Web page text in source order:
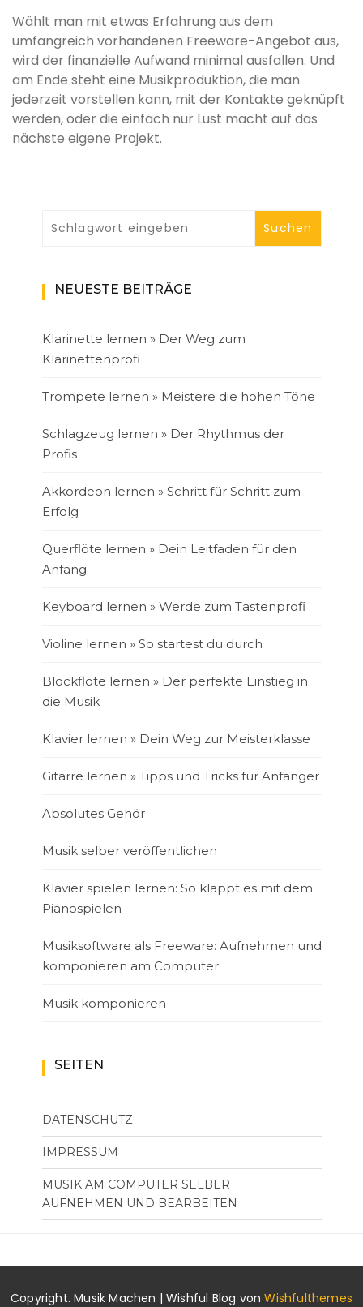
Wählt man mit etwas Erfahrung aus dem
umfangreich vorhandenen Freeware-Angebot aus,
wird der finanzielle Aufwand minimal ausfallen. Und
am Ende steht eine Musikproduktion, die man
jederzeit vorstellen kann, mit der Kontakte geknüpft
werden, oder die einfach nur Lust macht auf das
nächste eigene Projekt.
NEUESTE BEITRÄGE
Klarinette lernen » Der Weg zum
Klarinettenprofi
Trompete lernen » Meistere die hohen Töne
Schlagzeug lernen » Der Rhythmus der
Profis
Akkordeon lernen » Schritt für Schritt zum
Erfolg
Querflöte lernen » Dein Leitfaden für den
Anfang
Keyboard lernen » Werde zum Tastenprofi
Violine lernen » So startest du durch
Blockflöte lernen » Der perfekte Einstieg in
die Musik
Klavier lernen » Dein Weg zur Meisterklasse
Gitarre lernen » Tipps und Tricks für Anfänger
Absolutes Gehör
Musik selber veröffentlichen
Klavier spielen lernen: So klappt es mit dem
Pianospielen
Musiksoftware als Freeware: Aufnehmen und
komponieren am Computer
Musik komponieren
SEITEN
DATENSCHUTZ
IMPRESSUM
MUSIK AM COMPUTER SELBER
AUFNEHMEN UND BEARBEITEN
Copyright. Musik Machen | Wishful Blog vonWishfulthemes